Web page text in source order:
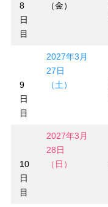
8
日
目
（金）
9
日
目
2027年3月
27日
（土）
10
日
目
2027年3月
28日
（日）